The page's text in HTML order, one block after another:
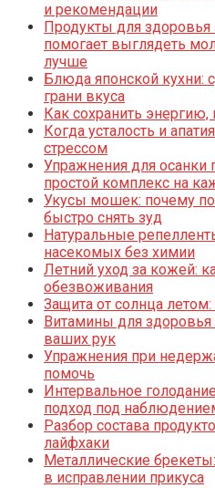
и рекомендации
Продукты для здоровья
помогает выглядеть
лучше
Блюда японской кухни:
грани вкуса
Как сохранить энергию,
Когда усталость и
стрессом
Упражнения для осанки
простой комплекс на
Укусы мошек: почему
быстро снять зуд
Натуральные
насекомых без химии
Летний уход за кожей:
обезвоживания
Защита от солнца
Витамины для здоровья
ваших рук
Упражнения при
помочь
Интервальное
подход под
Разбор состава
лайфхаки
Металлические
в исправлении прикуса